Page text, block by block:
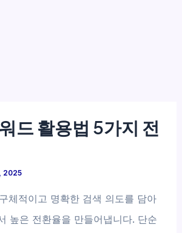
드 활용법 5가지 전
2025
체적이고 명확한 검색 의도를 담아
높은 전환율을 만들어냅니다. 단순